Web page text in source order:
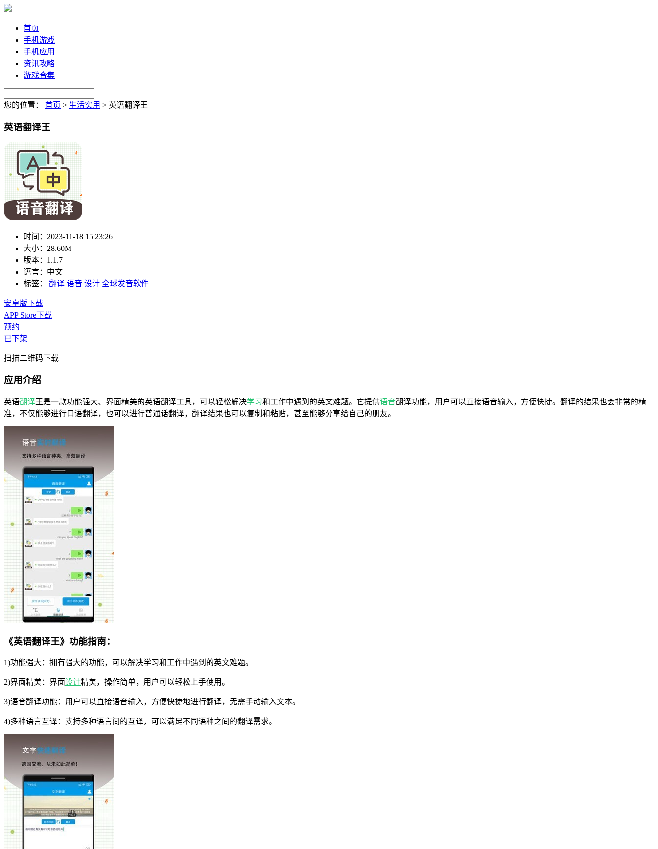
首页
手机游戏
手机应用
资讯攻略
游戏合集
您的位置： 首页 > 生活实用 > 英语翻译王
英语翻译王
时间： 2023-11-18 15:23:26
大小： 28.60M
版本： 1.1.7
语言： 中文
标签：
翻译 语音 设计 全球发音软件
安卓版下载
APP Store下载
预约
已下架
扫描二维码下载
应用介绍
英语翻译王是一款功能强大、界面精美的英语翻译工具，可以轻松解决学习和工作中遇到的英文难题。它提供语音翻译功能，用户可以直接语音输入，方便快捷。翻译的结果也会非常的精
准，不仅能够进行口语翻译，也可以进行普通话翻译，翻译结果也可以复制和粘贴，甚至能够分享给自己的朋友。
《英语翻译王》功能指南：
1)功能强大：拥有强大的功能，可以解决学习和工作中遇到的英文难题。
2)界面精美：界面设计精美，操作简单，用户可以轻松上手使用。
3)语音翻译功能：用户可以直接语音输入，方便快捷地进行翻译，无需手动输入文本。
4)多种语言互译：支持多种语言间的互译，可以满足不同语种之间的翻译需求。